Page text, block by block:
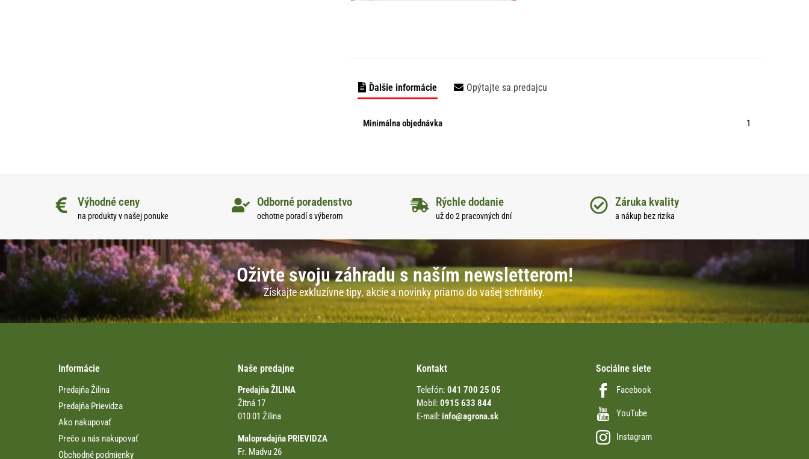
Ďalšie informácie Opýtajte sa predajcu
Minimálna objednávka 1
Výhodné ceny
na produkty v našej ponuke
Odborné poradenstvo
ochotne poradí s výberom
Rýchle dodanie
už do 2 pracovných dní
Záruka kvality
a nákup bez rizika
Oživte svoju záhradu s naším newsletterom!
Získajte exkluzívne tipy, akcie a novinky priamo do vašej schránky.
Informácie
Predajňa Žilina
Predajňa Prievidza
Ako nakupovať
Prečo u nás nakupovať
Obchodné podmienky
Naše predajne
Predajňa ŽILINA
Žitná 17
010 01 Žilina
Malopredajňa PRIEVIDZA
Fr. Madvu 26
Kontakt
Telefón: 041 700 25 05
Mobil: 0915 633 844
E-mail: info@agrona.sk
Sociálne siete
Facebook
YouTube
Instagram